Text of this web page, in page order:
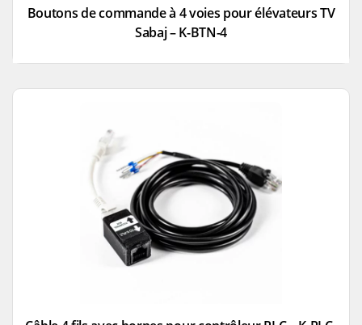
Boutons de commande à 4 voies pour élévateurs TV
Sabaj – K-BTN-4